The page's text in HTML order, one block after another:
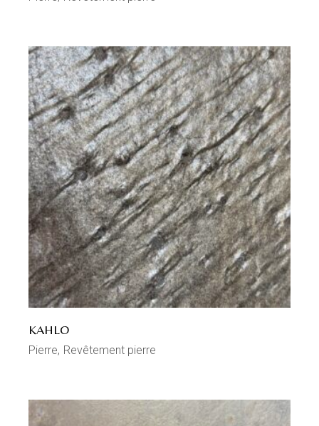
KAHLO
Pierre Revêtement pierre